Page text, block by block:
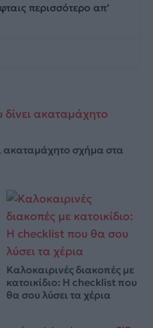
περισσότερο απ’
ακαταμάχητο σχήμα στα
Καλοκαιρινές διακοπές με
κατοικίδιο: Η checklist που
θα σου λύσει τα χέρια